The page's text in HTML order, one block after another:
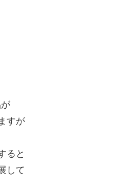
すが
ると
して